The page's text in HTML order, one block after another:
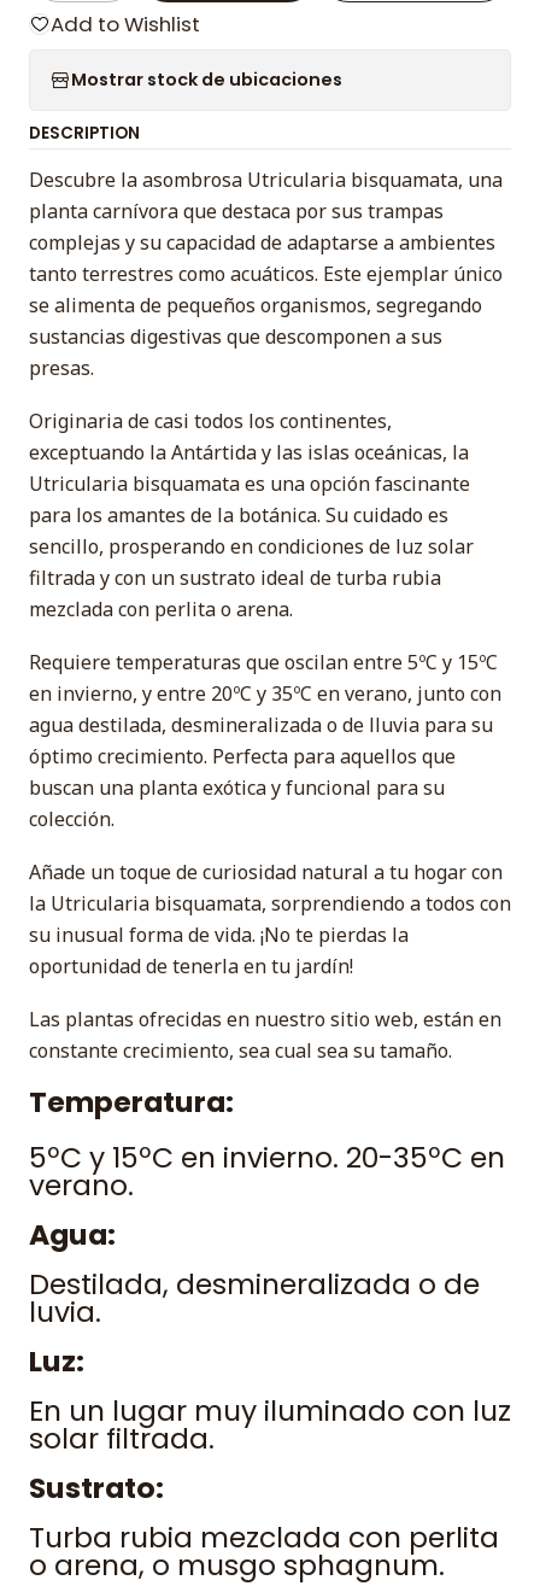
Add to Wishlist
Mostrar stock de ubicaciones
DESCRIPTION
Descubre la asombrosa Utricularia bisquamata, una
planta carnívora que destaca por sus trampas
complejas y su capacidad de adaptarse a ambientes
tanto terrestres como acuáticos. Este ejemplar único
se alimenta de pequeños organismos, segregando
sustancias digestivas que descomponen a sus
presas.
Originaria de casi todos los continentes,
exceptuando la Antártida y las islas oceánicas, la
Utricularia bisquamata es una opción fascinante
para los amantes de la botánica. Su cuidado es
sencillo, prosperando en condiciones de luz solar
filtrada y con un sustrato ideal de turba rubia
mezclada con perlita o arena.
Requiere temperaturas que oscilan entre 5ºC y 15ºC
en invierno, y entre 20ºC y 35ºC en verano, junto con
agua destilada, desmineralizada o de lluvia para su
óptimo crecimiento. Perfecta para aquellos que
buscan una planta exótica y funcional para su
colección.
Añade un toque de curiosidad natural a tu hogar con
la Utricularia bisquamata, sorprendiendo a todos con
su inusual forma de vida. ¡No te pierdas la
oportunidad de tenerla en tu jardín!
Las plantas ofrecidas en nuestro sitio web, están en
constante crecimiento, sea cual sea su tamaño.
Temperatura:
5ºC y 15ºC en invierno. 20-35ºC en
verano.
Agua:
Destilada, desmineralizada o de
luvia.
Luz:
En un lugar muy iluminado con luz
solar filtrada.
Sustrato:
Turba rubia mezclada con perlita
o arena, o musgo sphagnum.